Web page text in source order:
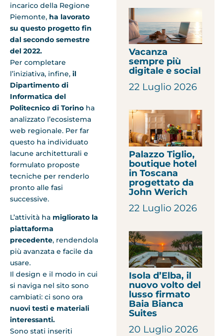
incarico della Regione
Piemonte, ha lavorato
su questo progetto fin
dal secondo semestre
del 2022.
Per completare
l’iniziativa, infine, il
Dipartimento di
Informatica del
Politecnico di Torino ha
analizzato l’ecosistema
web regionale. Per far
questo ha individuato
lacune architetturali e
formulato proposte
tecniche per renderlo
pronto alle fasi
successive.
L’attività ha migliorato la
piattaforma
precedente, rendendola
più avanzata e facile da
usare.
Il design e il modo in cui
si naviga nel sito sono
cambiati: ci sono ora
nuovi testi e materiali
interessanti.
Sono stati inseriti
Vacanza
sempre più
digitale e social
22 Luglio 2026
Palazzo Tiglio,
boutique hotel
in Toscana
progettato da
John Werich
22 Luglio 2026
Isola d’Elba, il
nuovo volto del
lusso firmato
Baia Bianca
Suites
20 Luglio 2026